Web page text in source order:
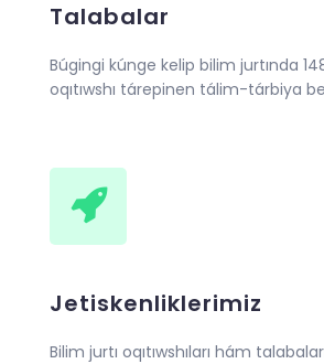
Talabalar
Búgingi kúnge kelip bilim jurtında
oqıtıwshı tárepinen tálim-tárbiya
Jetiskenliklerimiz
Bilim jurtı oqıtıwshıları hám